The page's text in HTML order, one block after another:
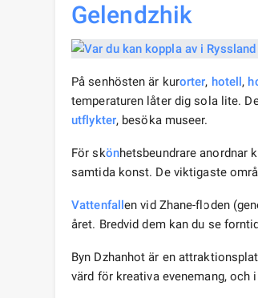
Gelendzhik
På senhösten är kurorter, hotell ,
temperaturen låter dig sola lite.
utflykter, besöka museer.
För skönhetsbeundrare anordnar
samtida konst. De viktigaste
Vattenfall en vid Zhane-floden
året. Bredvid dem kan du se
Byn Dzhanhot är en
värd för kreativa evenemang, och